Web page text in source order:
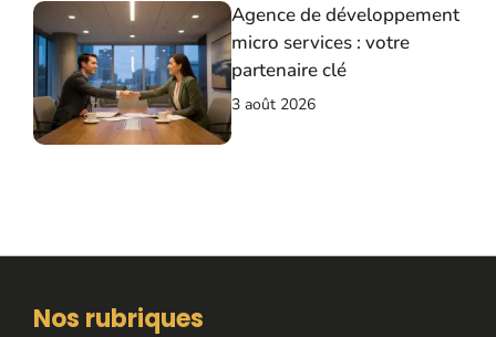
Agence de développement
micro services : votre
partenaire clé
3 août 2026
Nos rubriques